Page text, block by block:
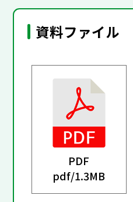
資料ファイル
PDF
pdf/1.3MB